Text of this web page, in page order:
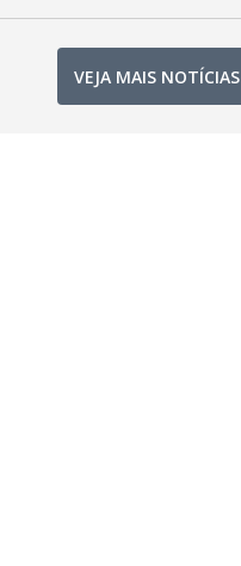
VEJA MAIS NOTÍCIAS